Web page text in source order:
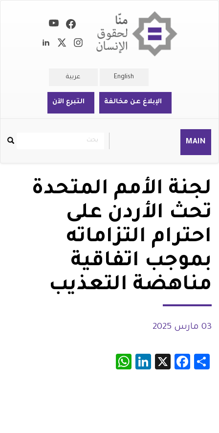
English عربية
الإبلاغ عن مخالفة التبرع الآن
MAIN
Rechercher
بحث
لجنة الأمم المتحدة
تحث الأردن على
احترام التزاماته
بموجب اتفاقية
مناهضة التعذيب
03 مارس 2025
Share
Facebook
X
LinkedIn